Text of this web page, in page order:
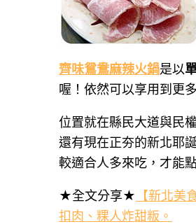
齊味鴛鴦麻辣火鍋是以
喔！依然可以享用到更
位置就在縣民大道與民
還有現在正夯的新北耶
較適合人多來吃，才能
★全文分享★ 【新北
扣肉、粿人炸甜粄。